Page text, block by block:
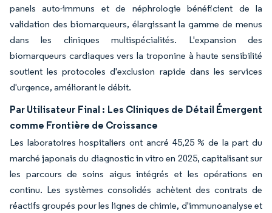
panels auto-immuns et de néphrologie bénéficient de la
validation des biomarqueurs, élargissant la gamme de menus
dans les cliniques multispécialités. L'expansion des
biomarqueurs cardiaques vers la troponine à haute sensibilité
soutient les protocoles d'exclusion rapide dans les services
d'urgence, améliorant le débit.
Par Utilisateur Final : Les Cliniques de Détail Émergent
comme Frontière de Croissance
Les laboratoires hospitaliers ont ancré 45,25 % de la part du
marché japonais du diagnostic in vitro en 2025, capitalisant sur
les parcours de soins aigus intégrés et les opérations en
continu. Les systèmes consolidés achètent des contrats de
réactifs groupés pour les lignes de chimie, d'immunoanalyse et